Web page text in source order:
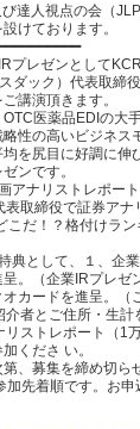
達人視点の会（
けております。
プレゼンとして
ダック）代表取締
講演頂きます。
医薬品EDIの大
性の高いビジネス
を尻目に好調に伸
ンです。
アナリストレポート
取締役で証券アナ
だ！？格付けラ
典として、１、企
。（企業IRプレゼ
カードを進呈。（
者とご住所・生計
ストレポート（1
くださ い。
、募集を締め切ら
先着順です。お申